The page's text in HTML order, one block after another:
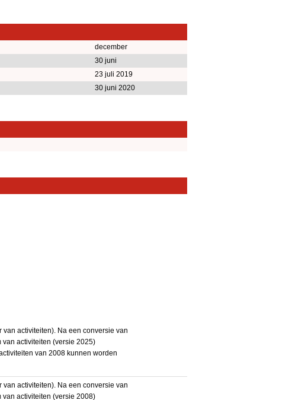
december
30 juni
23 juli 2019
30 juni 2020
activiteiten). Na een conversie van
activiteiten (versie 2025)
van 2008 kunnen worden
activiteiten). Na een conversie van
activiteiten (versie 2008)